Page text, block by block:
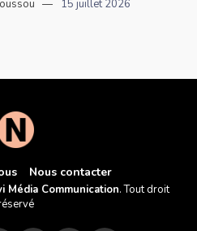
15 juillet 2026
Nous contacter
Média Communication. Tout droit